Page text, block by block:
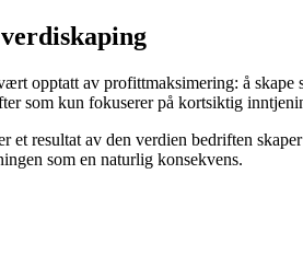
opptatt av profittmaksimering: å
som kun fokuserer på kortsiktig
resultat av den verdien bedriften
som en naturlig konsekvens.